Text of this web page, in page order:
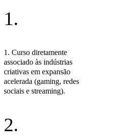
1.
1. Curso diretamente
associado às indústrias
criativas em expansão
acelerada (gaming, redes
sociais e streaming).
2.